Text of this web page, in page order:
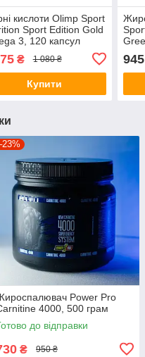
кислоти Olimp Sport
Sport Edition Gold
3, 120 капсул
₴ 1 080 ₴
Купити
945
Power Pro
4000, 500 грам
до відправки
₴ 950 ₴